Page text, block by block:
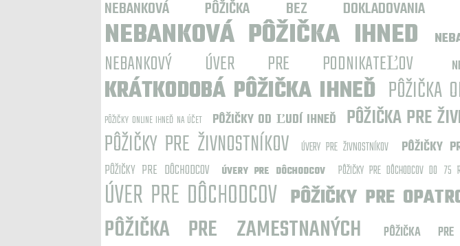
NEBANKOVÁ PÔŽIČKA BEZ DOKLADOVANIA
NEBANKOVÁ PÔŽIČKA IHNED
NEBANKOVÝ ÚVER PRE PODNIKATEĽOV
KRÁTKODOBÁ PÔŽIČKA IHNEĎ PÔŽIČKA
PÔŽIČKY ONLINE IHNEĎ NA ÚČET PÔŽIČKY OD ĽUDÍ IHNEĎ PÔŽIČKA PRE
PÔŽIČKY PRE ŽIVNOSTNÍKOV ÚVERY PRE ŽIVNOSTNÍKOV PÔŽIČKY
PÔŽIČKY PRE DÔCHODCOV ÚVERY PRE DÔCHODCOV PÔŽIČKY PRE DÔCHODCOV DO 75
ÚVER PRE DÔCHODCOV PÔŽIČKY PRE
PÔŽIČKA PRE ZAMESTNANÝCH PÔŽIČKA